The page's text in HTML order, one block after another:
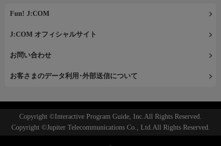
Fun! J:COM
J:COM オフィシャルサイト
お問い合わせ
お客さまのデータ利用･外部送信について
Copyright ©Interactive Program Guide, Inc.All Rights Reserved.
Copyright ©Jupiter Telecommunications Co., Ltd.All Rights Reserved.